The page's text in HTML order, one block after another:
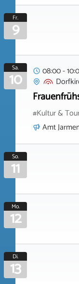
Fr.
9
Sa.
10
08:00 -
#Kultur &
Amt
So.
11
Mo.
12
Di.
13